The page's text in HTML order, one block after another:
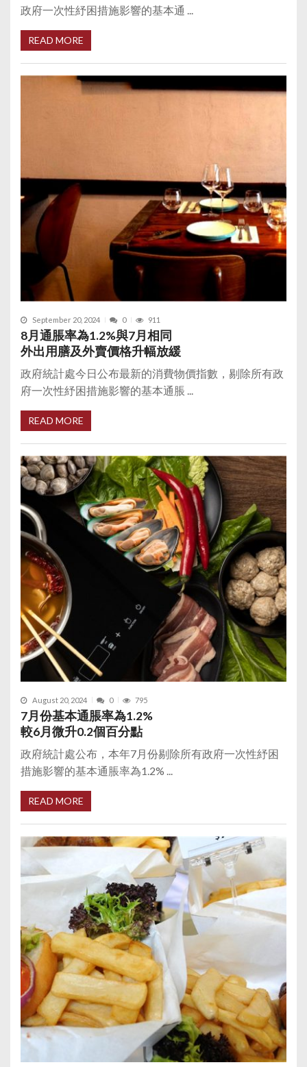
政府一次性紓困措施影響的基本通 ...
READ MORE
September 20, 2024 0 911
8月通脹率為1.2%與7月相同
外出用膳及外賣價格升幅放緩
政府統計處今日公布最新的消費物價指數，剔除所有政
府一次性紓困措施影響的基本通脹 ...
READ MORE
August 20, 2024 0 795
7月份基本通脹率為1.2%
較6月微升0.2個百分點
政府統計處公布，本年7月份剔除所有政府一次性紓困
措施影響的基本通脹率為1.2% ...
READ MORE